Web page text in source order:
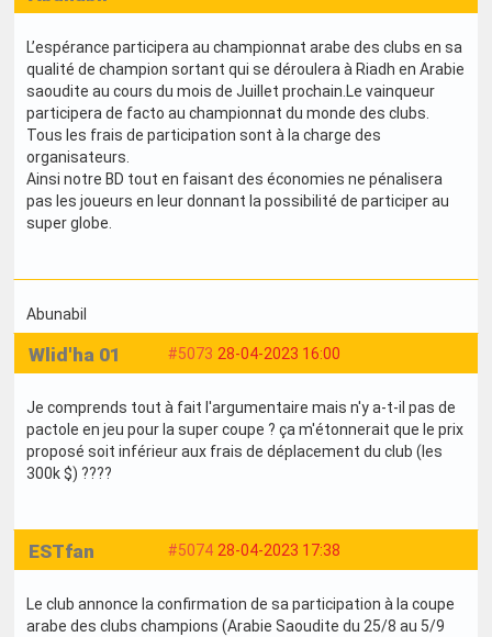
L’espérance participera au championnat arabe des clubs en sa
qualité de champion sortant qui se déroulera à Riadh en Arabie
saoudite au cours du mois de Juillet prochain.Le vainqueur
participera de facto au championnat du monde des clubs.
Tous les frais de participation sont à la charge des
organisateurs.
Ainsi notre BD tout en faisant des économies ne pénalisera
pas les joueurs en leur donnant la possibilité de participer au
super globe.
Abunabil
#5073 28-04-2023 16:00
Wlid'ha 01
Je comprends tout à fait l'argumentaire mais n'y a-t-il pas de
pactole en jeu pour la super coupe ? ça m'étonnerait que le prix
proposé soit inférieur aux frais de déplacement du club (les
300k $) ????
#5074 28-04-2023 17:38
ESTfan
Le club annonce la confirmation de sa participation à la coupe
arabe des clubs champions (Arabie Saoudite du 25/8 au 5/9